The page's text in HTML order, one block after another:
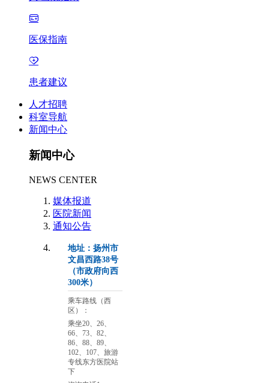
医保指南
患者建议
人才招聘
科室导航
新闻中心
新闻中心
NEWS CENTER
媒体报道
医院新闻
通知公告
地址：扬州市
文昌西路38号
（市政府向西
300米）
乘车路线（西
区）：
乘坐20、26、
66、73、82、
86、88、89、
102、107、旅游
专线东方医院站
下